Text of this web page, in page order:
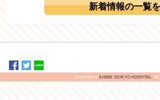
新着情報の一覧
Copyright © EHIME SEIKYO HOSPITAL. All